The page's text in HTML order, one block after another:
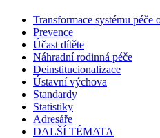
Transformace systému péče
Prevence
Účast dítěte
Náhradní rodinná péče
Deinstitucionalizace
Ústavní výchova
Standardy
Statistiky
Adresáře
DALŠÍ TÉMATA